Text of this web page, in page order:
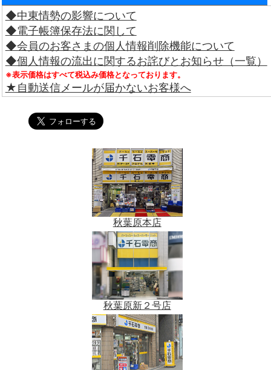
◆中東情勢の影響について
◆電子帳簿保存法に関して
◆会員のお客さまの個人情報削除機能について
◆個人情報の流出に関するお詫びとお知らせ（一覧）
※表示価格はすべて税込み価格となっております。
★自動送信メールが届かないお客様へ
秋葉原本店
秋葉原新２号店